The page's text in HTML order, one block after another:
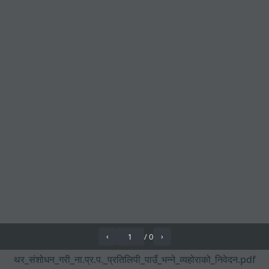
‹ /0 ›
थर_संशोधन_गरी_ना.प्र.प._प्रतिलिपी_पाउँ_भन्ने_व्यहोराको_निवेदन.pdf